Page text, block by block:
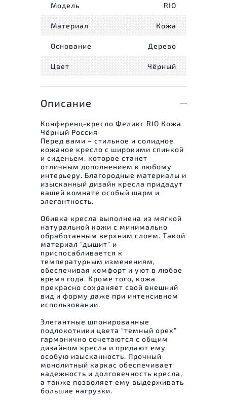
Модель RIO
Материал Кожа
Основание Дерево
Цвет Чёрный
Описание
Конференц-кресло Феликс RIO Кожа
Чёрный Россия
Перед вами – стильное и солидное
кожаное кресло с широкими спинкой
и сиденьем, которое станет
отличным дополнением к любому
интерьеру. Благородные материалы и
изысканный дизайн кресла придадут
вашей комнате особый шарм и
элегантность.
Обивка кресла выполнена из мягкой
натуральной кожи с минимально
обработанным верхним слоем. Такой
материал “дышит” и
приспосабливается к
температурным изменениям,
обеспечивая комфорт и уют в любое
время года. Кроме того, кожа
прекрасно сохраняет свой внешний
вид и форму даже при интенсивном
использовании.
Элегантные шпонированные
подлокотники цвета “темный орех”
гармонично сочетаются с общим
дизайном кресла и придают ему
особую изысканность. Прочный
монолитный каркас обеспечивает
надежность и долговечность кресла,
а также позволяет ему выдерживать
большие нагрузки.